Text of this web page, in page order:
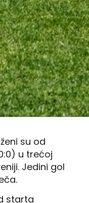
su od
u trećoj
Jedini gol
starta